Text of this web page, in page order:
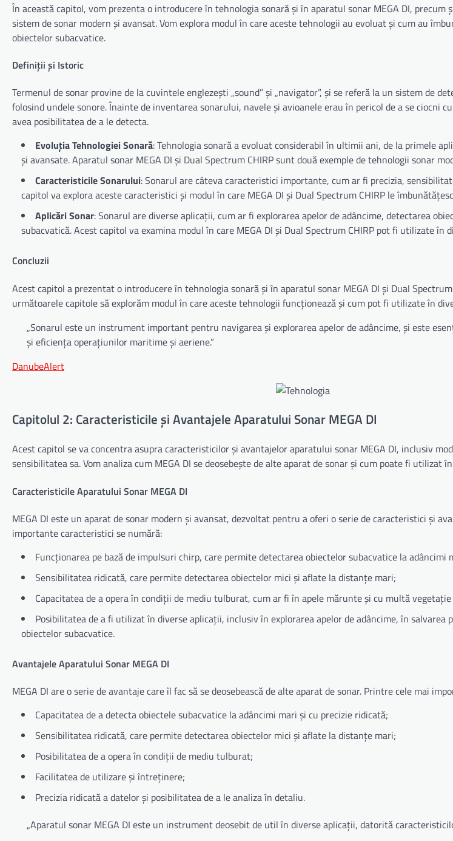
În această capitol, vom prezenta o introducere în tehnologia sonară și în aparatul sonar MEGA DI, precum
sistem de sonar modern și avansat. Vom explora modul în care aceste tehnologii au evoluat și cum au
obiectelor subacvatice.
Definiții și Istoric
Termenul de sonar provine de la cuvintele englezești „sound” și „navigator”, și se referă la un sistem de
folosind undele sonore. Înainte de inventarea sonarului, navele și avioanele erau în pericol de a se ciocni
avea posibilitatea de a le detecta.
Evoluția Tehnologiei Sonară: Tehnologia sonară a evoluat considerabil în ultimii ani, de la primele
și avansate. Aparatul sonar MEGA DI și Dual Spectrum CHIRP sunt două exemple de tehnologii sonar
Caracteristicile Sonarului: Sonarul are câteva caracteristici importante, cum ar fi precizia,
capitol va explora aceste caracteristici și modul în care MEGA DI și Dual Spectrum CHIRP le
Aplicări Sonar: Sonarul are diverse aplicații, cum ar fi explorarea apelor de adâncime, detectarea
subacvatică. Acest capitol va examina modul în care MEGA DI și Dual Spectrum CHIRP pot fi utilizate în
Concluzii
Acest capitol a prezentat o introducere în tehnologia sonară și în aparatul sonar MEGA DI și Dual
următoarele capitole să explorăm modul în care aceste tehnologii funcționează și cum pot fi utilizate în
„Sonarul este un instrument important pentru navigarea și explorarea apelor de adâncime, și este
și eficiența operațiunilor maritime și aeriene.”
DanubeAlert
Capitolul 2: Caracteristicile și Avantajele Aparatului Sonar MEGA DI
Acest capitol se va concentra asupra caracteristicilor și avantajelor aparatului sonar MEGA DI, inclusiv
sensibilitatea sa. Vom analiza cum MEGA DI se deosebește de alte aparat de sonar și cum poate fi utilizat
Caracteristicile Aparatului Sonar MEGA DI
MEGA DI este un aparat de sonar modern și avansat, dezvoltat pentru a oferi o serie de caracteristici și
importante caracteristici se numără:
Funcționarea pe bază de impulsuri chirp, care permite detectarea obiectelor subacvatice la adâncimi
Sensibilitatea ridicată, care permite detectarea obiectelor mici și aflate la distanțe mari;
Capacitatea de a opera în condiții de mediu tulburat, cum ar fi în apele mărunte și cu multă
Posibilitatea de a fi utilizat în diverse aplicații, inclusiv în explorarea apelor de adâncime, în salvarea
obiectelor subacvatice.
Avantajele Aparatului Sonar MEGA DI
MEGA DI are o serie de avantaje care îl fac să se deosebească de alte aparat de sonar. Printre cele mai
Capacitatea de a detecta obiectele subacvatice la adâncimi mari și cu precizie ridicată;
Sensibilitatea ridicată, care permite detectarea obiectelor mici și aflate la distanțe mari;
Posibilitatea de a opera în condiții de mediu tulburat;
Facilitatea de utilizare și întreținere;
Precizia ridicată a datelor și posibilitatea de a le analiza în detaliu.
„Aparatul sonar MEGA DI este un instrument deosebit de util în diverse aplicații, datorită